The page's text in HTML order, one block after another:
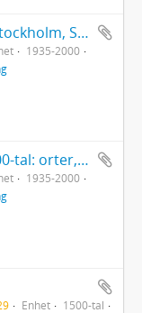
Volym B14. Medeltid, Stockholm, Stierneld
1935-2000
Volym B17. Gotik & 1500-tal: orter, Tyskland & Buda, Olmütz
1935-2000
Enhet
1500-tal